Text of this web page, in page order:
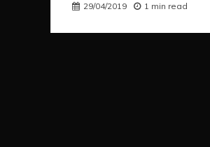
29/04/2019 1 min read